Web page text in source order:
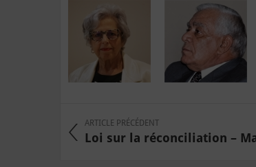
ARTICLE PRÉCÉDENT
Loi sur la réconciliation –